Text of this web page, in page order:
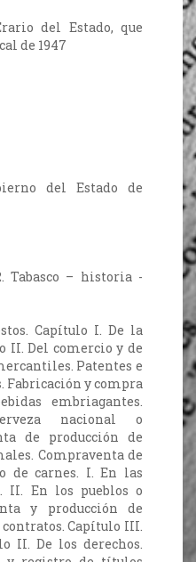
del Estado, que
de 1947
del Estado de
Tabasco – historia -
Capítulo I. De la
II. Del comercio y de
Patentes e
Fabricación y compra
embriagantes.
nacional o
de producción de
Compraventa de
de carnes. I. En las
II. En los pueblos o
y producción de
contratos. Capítulo III.
II. De los derechos.